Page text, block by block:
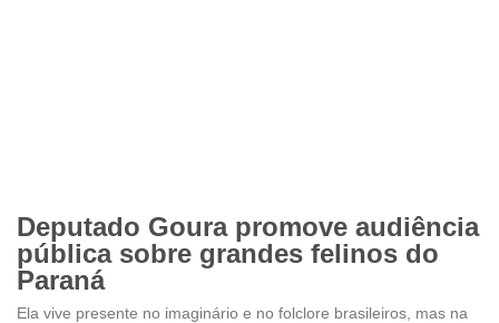
Deputado Goura promove audiência
pública sobre grandes felinos do
Paraná
Ela vive presente no imaginário e no folclore brasileiros, mas na